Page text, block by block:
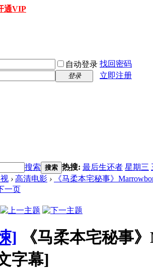
通VIP
自动登录 找回密码
登录
立即注册
搜索 搜索 热搜: 最后生还者 星期三
› 高清电影 ›
《马柔本宅秘事》
一页
]
《马柔本宅秘事
字幕]